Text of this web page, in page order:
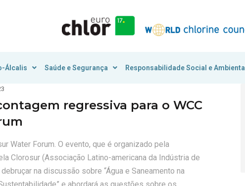
Álcalis Saúde e Segurança Responsabilidade Social e Ambiental
regressiva para o WCC
Water Forum. O evento, que é organizado pela
Clorosur (Associação Latino-americana da Indústria de
na discussão sobre “Água e Saneamento na